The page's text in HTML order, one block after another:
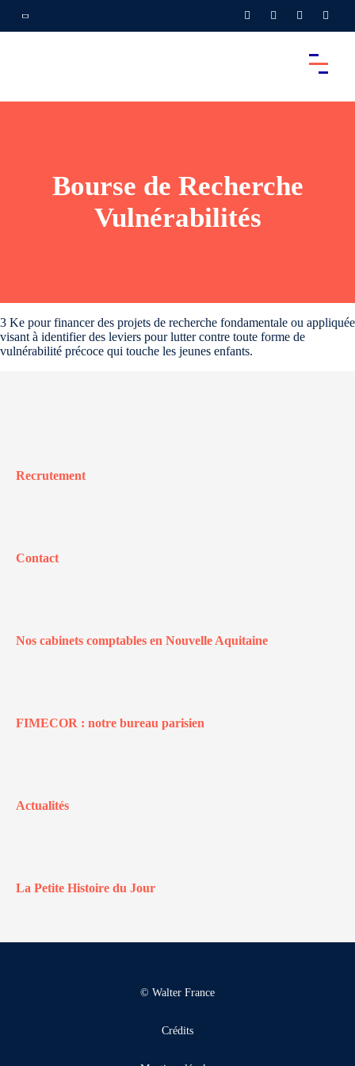
Bourse de Recherche
Vulnérabilités
3 Ke pour financer des projets de recherche fondamentale ou appliquée
visant à identifier des leviers pour lutter contre toute forme de
vulnérabilité précoce qui touche les jeunes enfants.
Recrutement
Contact
Nos cabinets comptables en Nouvelle Aquitaine
FIMECOR : notre bureau parisien
Actualités
La Petite Histoire du Jour
© Walter France
Crédits